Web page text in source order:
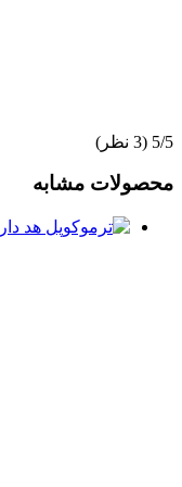
‫5/5
محصولات مشابه